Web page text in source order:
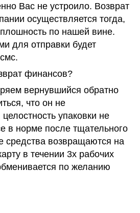
Вас не устроило. Возврат
осуществляется тогда,
по нашей вине.
для отправки будет
финансов?
вернувшийся обратно
что он не
упаковки не
в норме после тщательного
средства возвращаются на
в течении 3х рабочих
по желанию